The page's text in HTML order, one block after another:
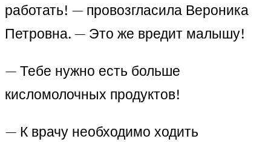
работать! — провозгласила Вероника
Петровна. — Это же вредит малышу!
— Тебе нужно есть больше
кисломолочных продуктов!
— К врачу необходимо ходить